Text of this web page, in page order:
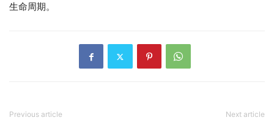
生命周期。
Previous article Next article